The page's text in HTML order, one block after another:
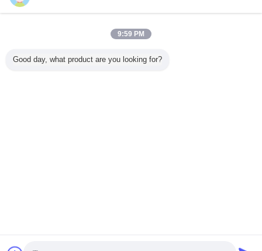
9:59 PM
Good day, what product are you looking for?